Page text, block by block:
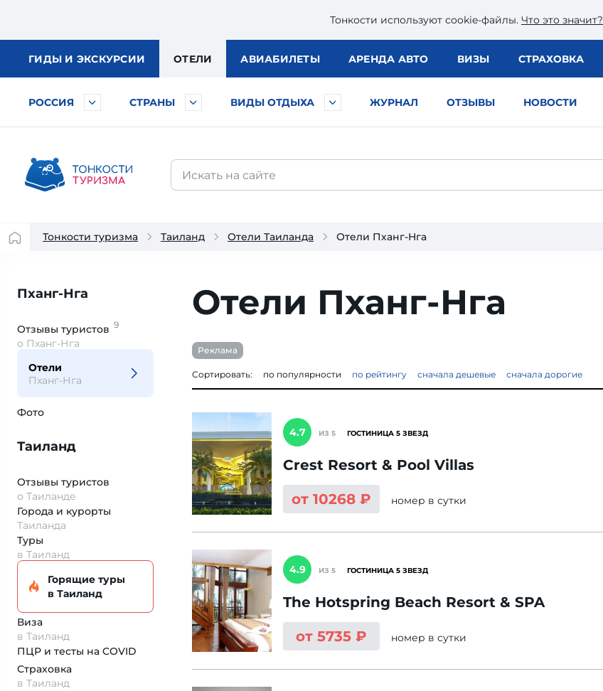
Тонкости используют сookie-файлы. Что это значит?
ГИДЫ И ЭКСКУРСИИ ОТЕЛИ АВИАБИЛЕТЫ АРЕНДА АВТО ВИЗЫ СТРАХОВКА
РОССИЯ СТРАНЫ ВИДЫ ОТДЫХА ЖУРНАЛ ОТЗЫВЫ НОВОСТИ
Тонкости туризма Таиланд Отели Таиланда Отели Пханг-Нга
Пханг-Нга
Отзывы туристов 9
о Пханг-Нга
Отели
Пханг-Нга
Фото
Таиланд
Отзывы туристов
о Таиланде
Города и курорты
Таиланда
Туры
в Таиланд
Горящие туры
в Таиланд
Виза
в Таиланд
ПЦР и тесты на COVID
Страховка
в Таиланд
Отели Пханг-Нга
Реклама
Сортировать: по популярности по рейтингу сначала дешевые сначала дорогие
4.7 ИЗ 5 ГОСТИНИЦА 5 ЗВЕЗД
Crest Resort & Pool Villas
от 10268 ₽
номер в сутки
4.9 ИЗ 5 ГОСТИНИЦА 5 ЗВЕЗД
The Hotspring Beach Resort & SPA
от 5735 ₽
номер в сутки